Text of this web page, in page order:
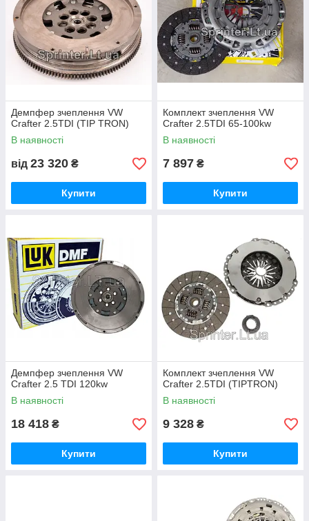
Демпфер зчеплення VW
Crafter 2.5TDI (TIP TRON)
В наявності
від 23 320 ₴
Купити
Комплект зчеплення VW
Crafter 2.5TDI 65-100kw
В наявності
7 897 ₴
Купити
Демпфер зчеплення VW
Crafter 2.5 TDI 120kw
В наявності
18 418 ₴
Купити
Комплект зчеплення VW
Crafter 2.5TDI (TIPTRON)
В наявності
9 328 ₴
Купити